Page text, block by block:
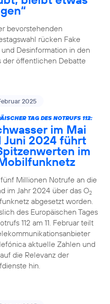
bevorstehenden
rücken Fake
Desinformation in den
der öffentlichen Debatte
2025
TAG DES NOTRUFS 112:
im Mai
Juni 2024 führt
im
Millionen Notrufe an die
im Jahr 2024 über das O2
abgesetzt worden.
des Europäischen Tages
112 am 11. Februar teilt
aktuelle Zahlen und
die Relevanz der
hin.